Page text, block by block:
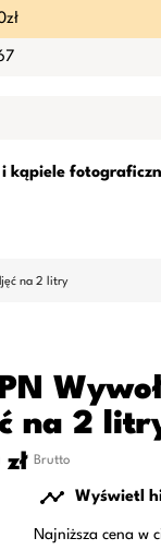
i kąpiele
na 2 litry
na 2
Brutto
 Wyświetl
Najniższa cena w